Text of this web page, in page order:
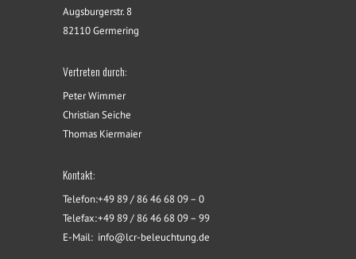
Augsburgerstr. 8
82110 Germering
Vertreten durch:
Peter Wimmer
Christian Seiche
Thomas Kiermaier
Kontakt:
Telefon:+49 89 / 86 46 68 09 – 0
Telefax:+49 89 / 86 46 68 09 – 99
E-Mail: info@lcr-beleuchtung.de